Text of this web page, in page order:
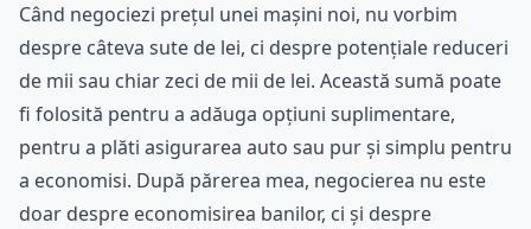
Când negociezi prețul unei mașini noi, nu vorbim
despre câteva sute de lei, ci despre potențiale reduceri
de mii sau chiar zeci de mii de lei. Această sumă poate
fi folosită pentru a adăuga opțiuni suplimentare,
pentru a plăti asigurarea auto sau pur și simplu pentru
a economisi. După părerea mea, negocierea nu este
doar despre economisirea banilor, ci și despre